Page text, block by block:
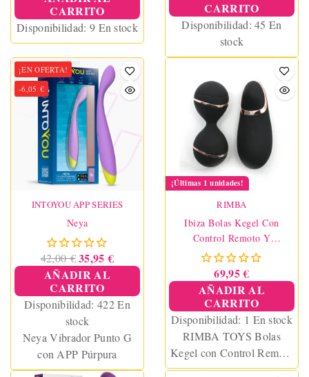
CARRITO
Disponibilidad: 9 En stock
CARRITO
Disponibilidad:45 En
stock
¡EN OFERTA!
-6,05 €
INTOYOU APP SERIES
Neya
42,00 € 35,95 €
AÑADIR AL
CARRITO
Disponibilidad: 422 En
stock
Neya Vibrador Punto G
con APP Púrpura
¡Últimas 1 unidades!
RIMBA
Ibiza Bolas Kegel Con
Control Remoto Y
Estimulador Negro
69,95 €
AÑADIR AL
CARRITO
Disponibilidad: 1 En stock
RIMBA TOYS Bolas
Kegel con Control Remoto
y Estimulador Ibiza Negro